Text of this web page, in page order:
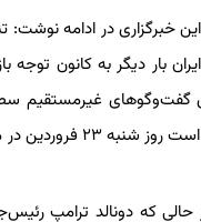
خبرگزاری در ادامه
بار دیگر به کانون توجه
گفت‌وگوهای غیرمستقیم
مذاکراتی که قرار است
حالی که دونالد ترامپ